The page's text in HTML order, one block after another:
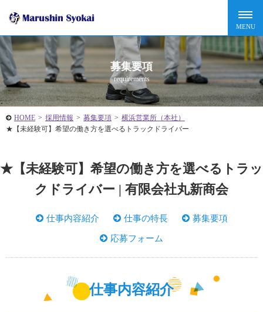
募集要項
requirements
HOME > 採用情報 > 募集要項 > 横浜営業所（本社）
★【未経験可】希望の働き方を選べるトラックドライバー
★【未経験可】希望の働き方を選べるトラッ
クドライバー | 有限会社丸新商会
仕事内容紹介 仕事の特長 募集要項
応募フォーム
仕事内容紹介